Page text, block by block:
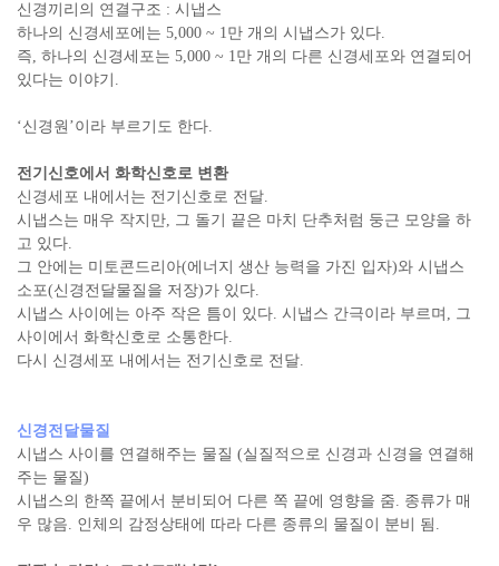
신경끼리의 연결구조 : 시냅스
하나의 신경세포에는 5,000 ~ 1만 개의 시냅스가 있다.
즉, 하나의 신경세포는 5,000 ~ 1만 개의 다른 신경세포와 연결되어
있다는 이야기.
‘신경원’이라 부르기도 한다.
전기신호에서 화학신호로 변환
신경세포 내에서는 전기신호로 전달.
시냅스는 매우 작지만, 그 돌기 끝은 마치 단추처럼 둥근 모양을 하
고 있다.
그 안에는 미토콘드리아(에너지 생산 능력을 가진 입자)와 시냅스
소포(신경전달물질을 저장)가 있다.
시냅스 사이에는 아주 작은 틈이 있다. 시냅스 간극이라 부르며, 그
사이에서 화학신호로 소통한다.
다시 신경세포 내에서는 전기신호로 전달.
신경전달물질
시냅스 사이를 연결해주는 물질 (실질적으로 신경과 신경을 연결해
주는 물질)
시냅스의 한쪽 끝에서 분비되어 다른 쪽 끝에 영향을 줌. 종류가 매
우 많음. 인체의 감정상태에 따라 다른 종류의 물질이 분비 됨.